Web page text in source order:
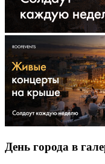
День города в